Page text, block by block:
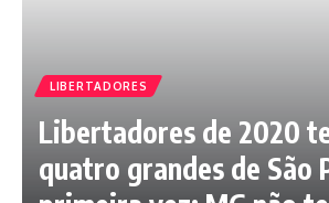
LIBERTADORES
Libertadores de 2020
quatro grandes de São